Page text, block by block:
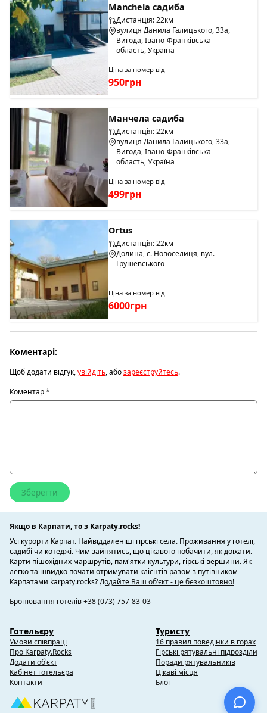
Manchela садиба
Дистанція: 22км
вулиця Данила Галицького, 33а,
Вигода, Івано-Франківська
область, Україна
Ціна за номер від
950грн
Манчела садиба
Дистанція: 22км
вулиця Данила Галицького, 33а,
Вигода, Івано-Франківська
область, Україна
Ціна за номер від
499грн
Ortus
Дистанція: 22км
Долина, с. Новоселиця, вул.
Грушевського
Ціна за номер від
6000грн
Коментарі:
Щоб додати відгук,увійдіть, абозареєструйтесь.
Коментар*
Якщо в Карпати, то з Karpaty.rocks!
Усі курорти Карпат. Найвіддаленіші гірські села. Проживання у готелі,
садибі чи котеджі. Чим зайнятись, що цікавого побачити, як доїхати.
Карти пішохідних маршрутів, пам'ятки культури, гірські вершини. Як
легко та швидко почати отримувати клієнтів разом з путівником
Карпатами karpaty.rocks?Додайте Ваш об'єкт - це безкоштовно!
Бронювання готелів +38 (073) 757-83-03
Готельєру
Умови співпраці
Про Karpaty.Rocks
Додати об'єкт
Кабінет готельєра
Контакти
Туристу
16 правил поведінки в горах
Гірські рятувальні підрозділи
Поради рятувальників
Цікаві місця
Блог